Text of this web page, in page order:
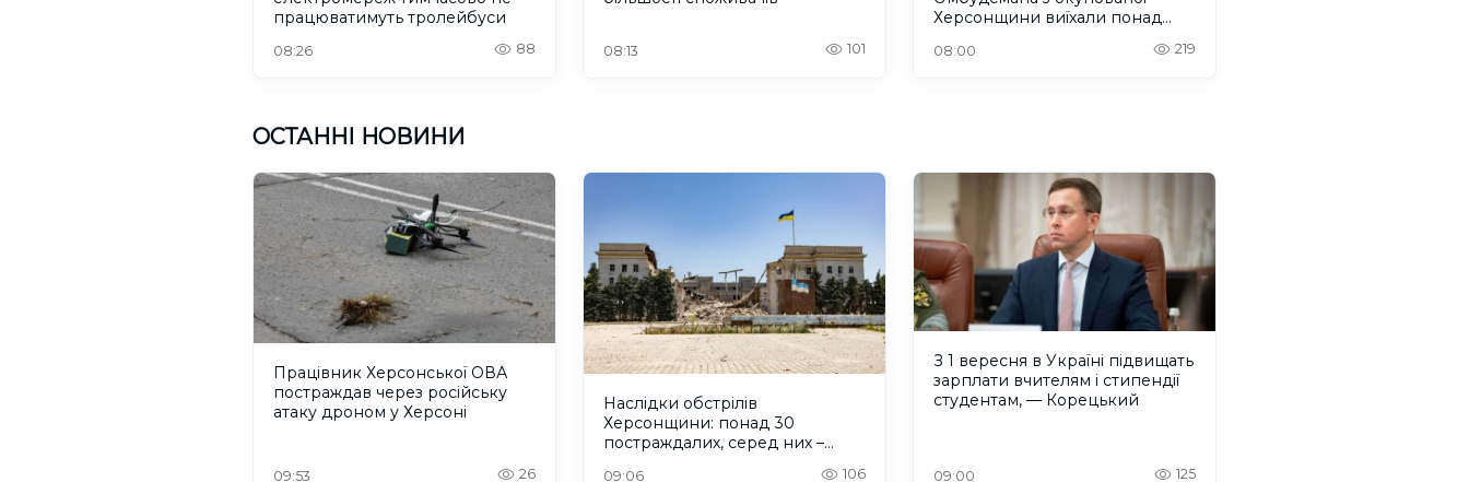
працюватимуть тролейбуси
08:26 88 08:13 101
Херсонщини виїхали понад
08:00 219
ОСТАННІ НОВИНИ
Працівник Херсонської ОВА
постраждав через російську
атаку дроном у Херсоні
09:53 26
Наслідки обстрілів
Херсонщини: понад 30
постраждалих, серед них –
09:06 106
З 1 вересня в Україні підвищать
зарплати вчителям і стипендії
студентам, — Корецький
09:00 125